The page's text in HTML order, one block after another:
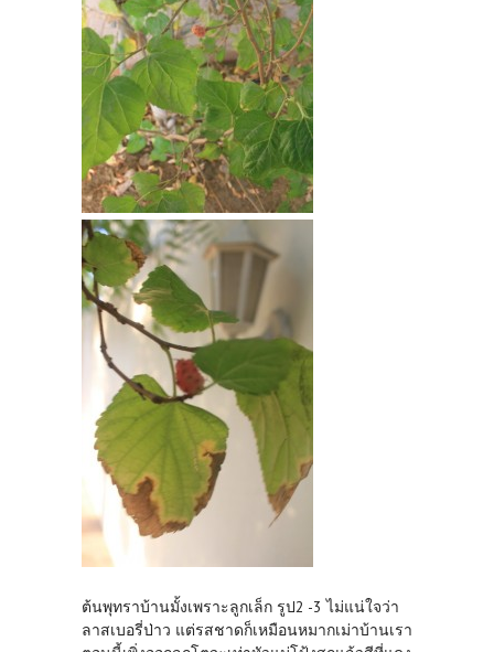
ต้นพุทราบ้านมั้งเพราะลูกเล็ก รูป2 -3 ไม่แน่ใจว่า
ลาสเบอรี่ป่าว แต่รสชาดก็เหมือนหมากเม่าบ้านเรา